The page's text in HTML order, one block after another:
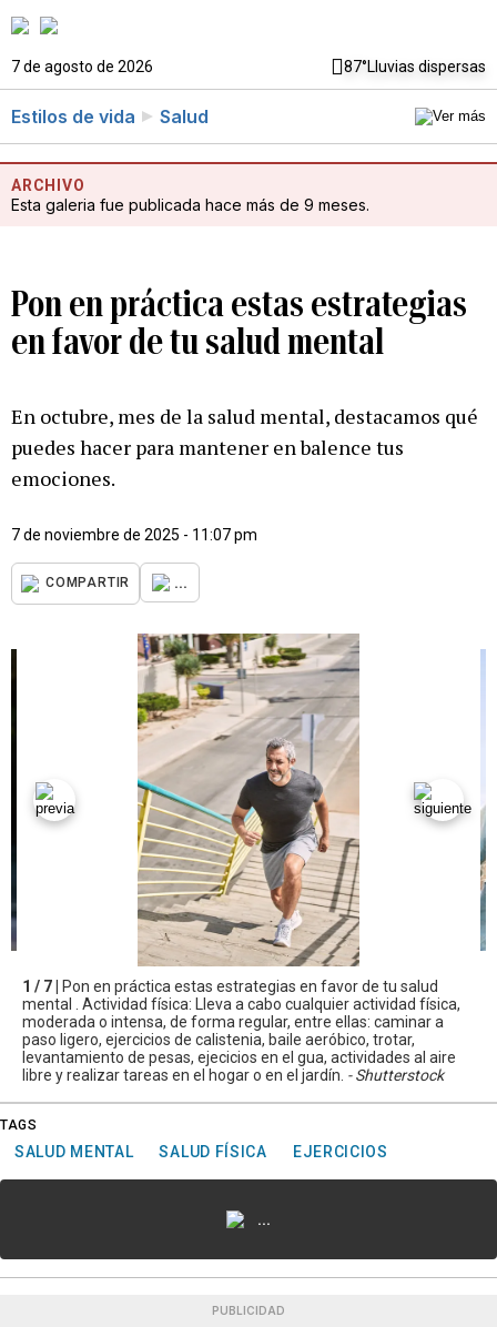
7 de agosto de 2026 87°Lluvias dispersas
Estilos de vida Salud
ARCHIVO
Esta galeria fue publicada hace más de 9 meses.
Pon en práctica estas estrategias
en favor de tu salud mental
En octubre, mes de la salud mental, destacamos qué
puedes hacer para mantener en balence tus
emociones.
7 de noviembre de 2025 - 11:07 pm
COMPARTIR ...
1 / 7 |
Pon en práctica estas estrategias en favor de tu salud
mental . Actividad física: Lleva a cabo cualquier actividad física,
moderada o intensa, de forma regular, entre ellas: caminar a
paso ligero, ejercicios de calistenia, baile aeróbico, trotar,
levantamiento de pesas, ejecicios en el gua, actividades al aire
libre y realizar tareas en el hogar o en el jardín. - Shutterstock
TAGS
SALUD MENTAL SALUD FÍSICA EJERCICIOS
...
PUBLICIDAD